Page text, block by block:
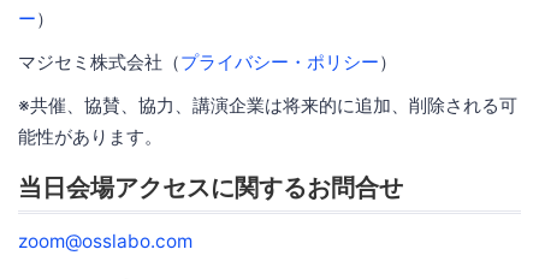
ー）
マジセミ株式会社（プライバシー・ポリシー）
※共催、協賛、協力、講演企業は将来的に追加、削除される可
能性があります。
当日会場アクセスに関するお問合せ
zoom@osslabo.com